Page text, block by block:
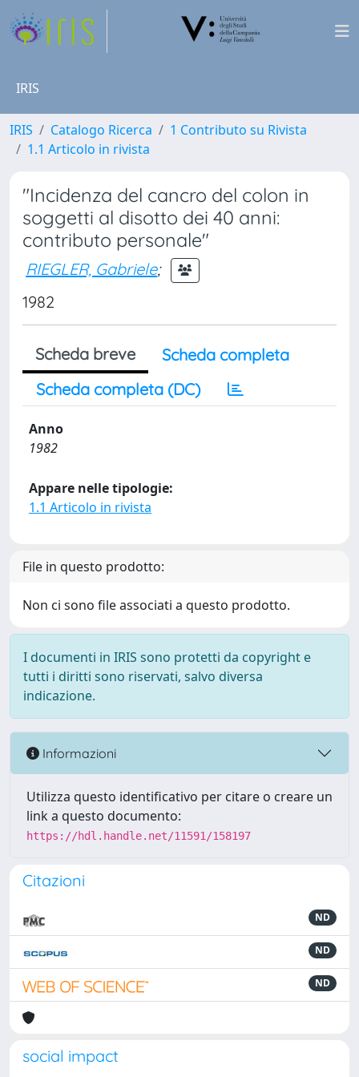
IRIS
IRIS Catalogo Ricerca
1 Contributo su Rivista
1.1 Articolo in rivista
"Incidenza del cancro del colon in
soggetti al disotto dei 40 anni:
contributo personale"
RIEGLER, Gabriele;
1982
Scheda breve
Scheda completa
Scheda completa (DC)
Anno
1982
Appare nelle tipologie:
1.1 Articolo in rivista
File in questo prodotto:
Non ci sono file associati a questo prodotto.
I documenti in IRIS sono protetti da copyright e
tutti i diritti sono riservati, salvo diversa
indicazione.
Informazioni
Utilizza questo identificativo per citare o creare un
link a questo documento:
https://hdl.handle.net/11591/158197
Citazioni
ND
ND
ND
social impact